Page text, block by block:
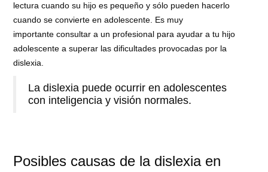
lectura cuando su hijo es pequeño y sólo pueden hacerlo
cuando se convierte en adolescente. Es muy
importante consultar a un profesional para ayudar a tu hijo
adolescente a superar las dificultades provocadas por la
dislexia.
La dislexia puede ocurrir en adolescentes
con inteligencia y visión normales.
Posibles causas de la dislexia en